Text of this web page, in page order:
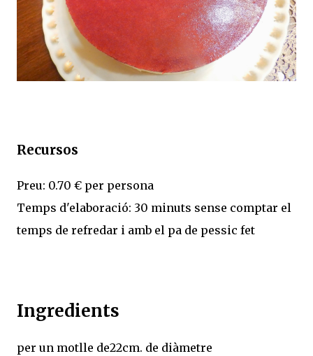
Recursos
Preu: 0.70 € per persona
Temps d'elaboració: 30 minuts sense comptar el
temps de refredar i amb el pa de pessic fet
Ingredients
per un motlle de22cm. de diàmetre